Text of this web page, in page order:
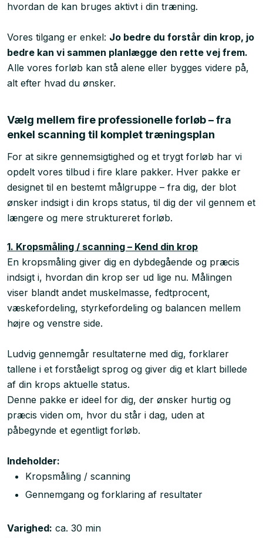
hvordan de kan bruges aktivt i din træning.
Vores tilgang er enkel: Jo bedre du forstår din krop, jo
bedre kan vi sammen planlægge den rette vej frem.
Alle vores forløb kan stå alene eller bygges videre på,
alt efter hvad du ønsker.
Vælg mellem fire professionelle forløb – fra
enkel scanning til komplet træningsplan
For at sikre gennemsigtighed og et trygt forløb har vi
opdelt vores tilbud i fire klare pakker. Hver pakke er
designet til en bestemt målgruppe – fra dig, der blot
ønsker indsigt i din krops status, til dig der vil gennem et
længere og mere struktureret forløb.
1. Kropsmåling / scanning – Kend din krop
En kropsmåling giver dig en dybdegående og præcis
indsigt i, hvordan din krop ser ud lige nu. Målingen
viser blandt andet muskelmasse, fedtprocent,
væskefordeling, styrkefordeling og balancen mellem
højre og venstre side.
Ludvig gennemgår resultaterne med dig, forklarer
tallene i et forståeligt sprog og giver dig et klart billede
af din krops aktuelle status.
Denne pakke er ideel for dig, der ønsker hurtig og
præcis viden om, hvor du står i dag, uden at
påbegynde et egentligt forløb.
Indeholder:
Kropsmåling / scanning
Gennemgang og forklaring af resultater
Varighed: ca. 30 min